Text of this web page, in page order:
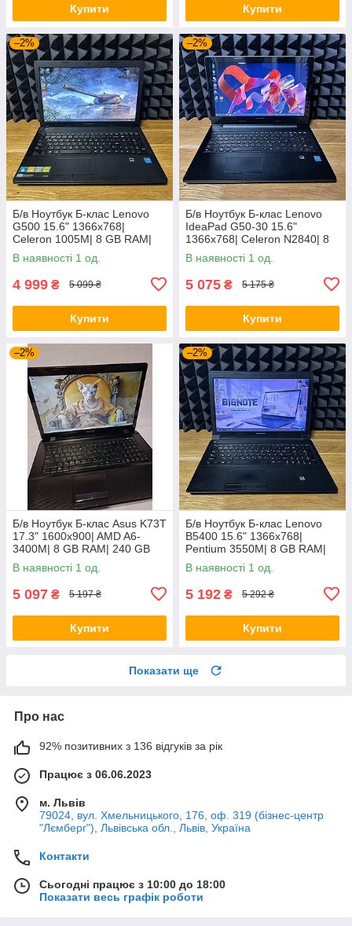
Купити Купити
–2%
Б/в Ноутбук Б-клас Lenovo
G500 15.6" 1366x768|
Celeron 1005M| 8 GB RAM|
128 GB SSD| HD
В наявності 1 од.
4 999 ₴ 5 099 ₴
Купити
–2%
Б/в Ноутбук Б-клас Lenovo
IdeaPad G50-30 15.6"
1366x768| Celeron N2840| 8
GB RAM| 128 GB SSD| HD
В наявності 1 од.
5 075 ₴ 5 175 ₴
Купити
–2%
Б/в Ноутбук Б-клас Asus K73T
17.3" 1600x900| AMD A6-
3400M| 8 GB RAM| 240 GB
SSD + 500 GB HDD| Radeon
HD 6520G
В наявності 1 од.
5 097 ₴ 5 197 ₴
Купити
–2%
Б/в Ноутбук Б-клас Lenovo
B5400 15.6" 1366x768|
Pentium 3550M| 8 GB RAM|
128 GB SSD| HD
В наявності 1 од.
5 192 ₴ 5 292 ₴
Купити
Показати ще
Про нас
92% позитивних з 136 відгуків за рік
Працює з 06.06.2023
м. Львів
79024, вул. Хмельницького, 176, оф. 319 (бізнес-центр
"Лємберг"), Львівська обл., Львів, Україна
Контакти
Сьогодні працює з 10:00 до 18:00
Показати весь графік роботи